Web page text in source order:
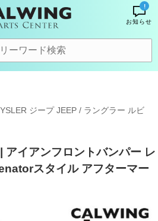
!
お知らせ
ジープ JEEP / ラングラー ルビ
アイアンフロントバンパー レ
スタイル アフターマー